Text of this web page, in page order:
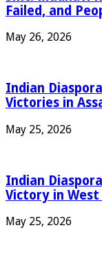
Failed, and
May 26, 2026
Indian
Victories in
May 25, 2026
Indian
Victory in West
May 25, 2026